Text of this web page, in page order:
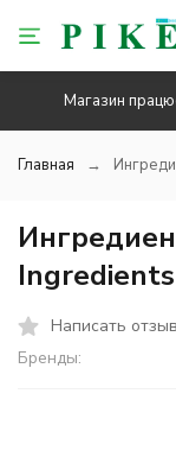
Магазин
Главная
Написать отзыв
Бренды: